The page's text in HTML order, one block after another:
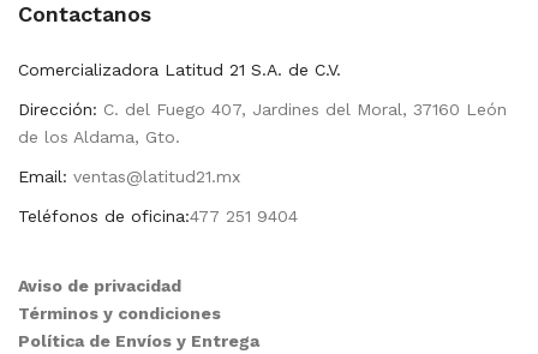
Contactanos
Comercializadora Latitud 21 S.A. de C.V.
Dirección: C. del Fuego 407, Jardines del Moral, 37160 León
de los Aldama, Gto.
Email: ventas@latitud21.mx
Teléfonos de oficina:477 251 9404
Aviso de privacidad
Términos y condiciones
Política de Envíos y Entrega